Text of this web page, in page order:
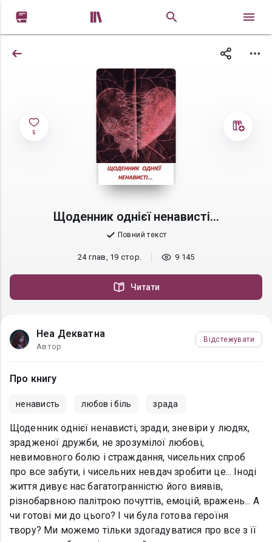
 
5
Щоденник однієї ненависті...
Повний текст
24 глав, 19 стор. 9 145
Читати
Неа Декватна
Автор
Відстежувати
Про книгу
ненависть любов і біль зрада
Щоденник однієї ненависті, зради, зневіри у людях,
зрадженої дружби, не зрозумілої любові,
невимовного болю і страждання, чисельних спроб
про все забути, і чисельних невдач зробити це... Іноді
життя дивує нас багатогранністю його виявів,
різнобарвною палітрою почуттів, емоцій, вражень... А
чи готові ми до цього? І чи була готова героїня
твору? Ми можемо тільки здогадуватися про все з її